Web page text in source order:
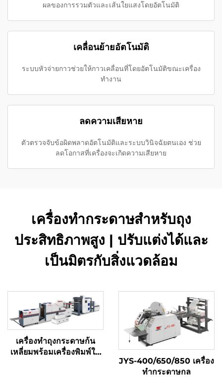
ผลของการรวมตัวและเส้นใยแสงโดยอัตโนมัติ
เคลื่อนย้ายอัตโนมัติ
ระบบหัวจ่ายกาวช่วยให้กาวเคลื่อนที่โดยอัตโนมัติขณะเครื่อง
ทำงาน
ลดความเสียหาย
ตัวตรวจจับข้อผิดพลาดอัตโนมัติและระบบวินิจฉัยตนเอง ช่วย
ลดโอกาสที่เครื่องจะเกิดความเสียหาย
เครื่องทำกระดาษสำหรับถุง
ประสิทธิภาพสูง | ปรับแต่งได้และ
เป็นมิตรกับสิ่งแวดล้อม
เครื่องทำถุงกระดาษก้น
เหลี่ยมพร้อมเครื่องพิมพ์ใน
JYS-400/650/850 เครื่อง
ทํากระดาษกล